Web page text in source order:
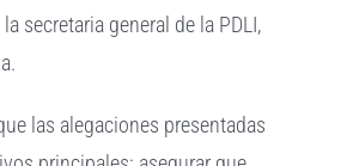
secretaria general de la PDLI,
las alegaciones presentadas